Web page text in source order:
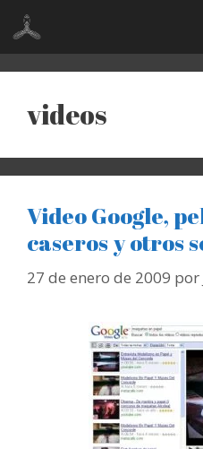
Saltar
contenido
videos
Video Google,
caseros y otros
27 de enero de 2009 por